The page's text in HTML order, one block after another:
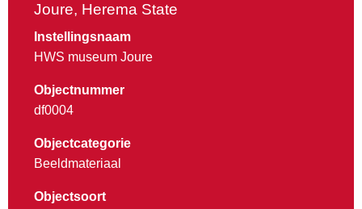
Joure, Herema State
Instellingsnaam
HWS museum Joure
Objectnummer
df0004
Objectcategorie
Beeldmateriaal
Objectsoort